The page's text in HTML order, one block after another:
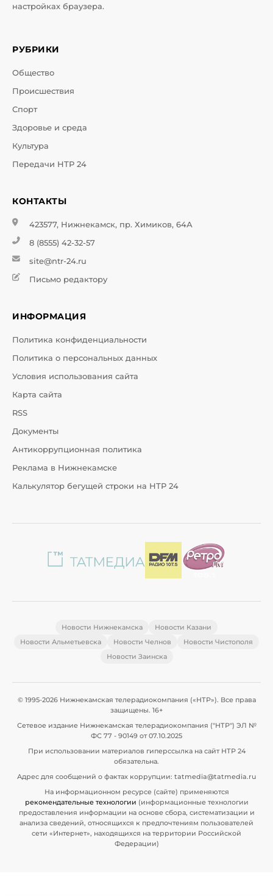
настройках браузера.
РУБРИКИ
Общество
Происшествия
Спорт
Здоровье и среда
Культура
Передачи НТР 24
КОНТАКТЫ
423577, Нижнекамск, пр. Химиков, 64А
8 (8555) 42-32-57
site@ntr-24.ru
Письмо редактору
ИНФОРМАЦИЯ
Политика конфиденциальности
Политика о персональных данных
Условия использования сайта
Карта сайта
RSS
Документы
Антикоррупционная политика
Реклама в Нижнекамске
Калькулятор бегущей строки на НТР 24
Новости Нижнекамска
Новости Казани
Новости Альметьевска
Новости Челнов
Новости Чистополя
Новости Заинска
© 1995-2026 Нижнекамская телерадиокомпания («НТР»). Все права
защищены. 16+
Сетевое издание Нижнекамская телерадиокомпания ("НТР") ЭЛ №
ФС 77 - 90149 от 07.10.2025
При использовании материалов гиперссылка на сайт НТР 24
обязательна.
Адрес для сообщений о фактах коррупции: tatmedia@tatmedia.ru
На информационном ресурсе (сайте) применяются
рекомендательные технологии (информационные технологии
предоставления информации на основе сбора, систематизации и
анализа сведений, относящихся к предпочтениям пользователей
сети «Интернет», находящихся на территории Российской
Федерации)